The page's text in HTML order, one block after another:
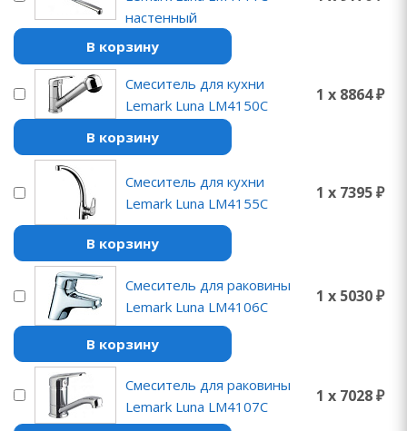
настенный
В корзину
Смеситель для кухни
Lemark Luna LM4150C
1 x 8864 ₽
В корзину
Смеситель для кухни
Lemark Luna LM4155C
1 x 7395 ₽
В корзину
Смеситель для раковины
Lemark Luna LM4106C
1 x 5030 ₽
В корзину
Смеситель для раковины
Lemark Luna LM4107C
1 x 7028 ₽